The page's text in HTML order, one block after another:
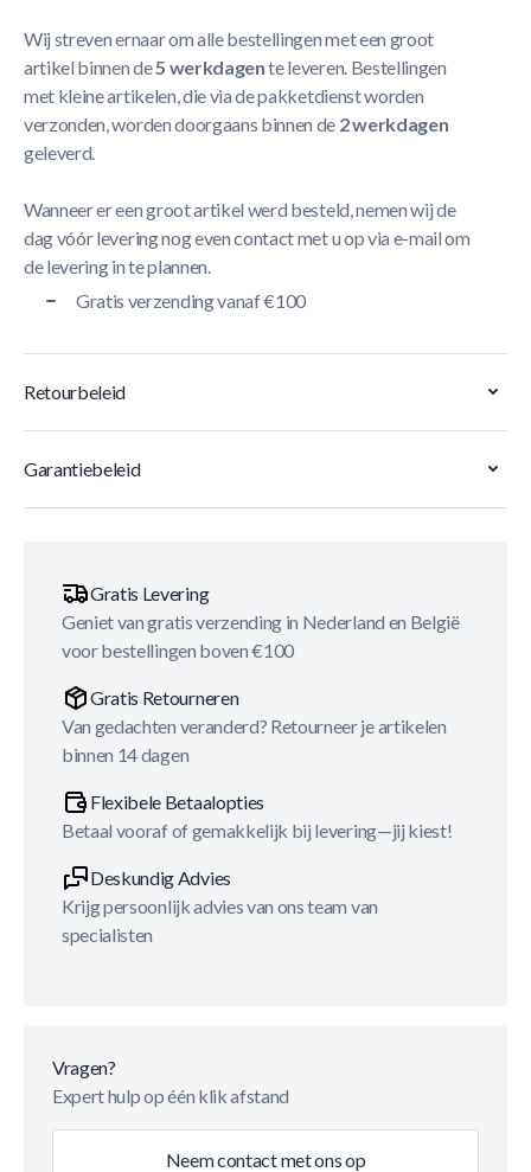
Wij streven ernaar om alle bestellingen met een groot
artikel binnen de5 werkdagente leveren. Bestellingen
met kleine artikelen, die via de pakketdienst worden
verzonden, worden doorgaans binnen de 2 werkdagen
geleverd.
Wanneer er een groot artikel werd besteld, nemen wij de
dag vóór levering nog even contact met u op via e-mail om
de levering in te plannen.
Gratis verzending vanaf €100
Retourbeleid
Garantiebeleid
Gratis Levering
Geniet van gratis verzending in Nederland en België
voor bestellingen boven €100
Gratis Retourneren
Van gedachten veranderd? Retourneer je artikelen
binnen 14 dagen
Flexibele Betaalopties
Betaal vooraf of gemakkelijk bij levering—jij kiest!
Deskundig Advies
Krijg persoonlijk advies van ons team van
specialisten
Vragen?
Expert hulp op één klik afstand
Neem contact met ons op